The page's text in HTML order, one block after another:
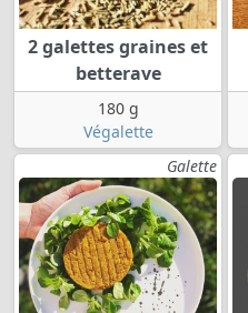
2 galettes graines et
betterave
180 g
Végalette
Galette